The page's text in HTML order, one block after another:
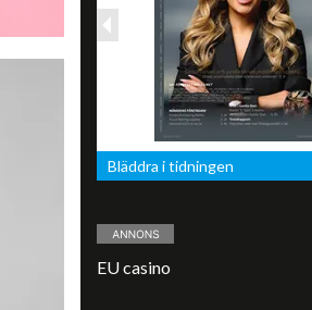
Bläddra i tidningen
EU casino